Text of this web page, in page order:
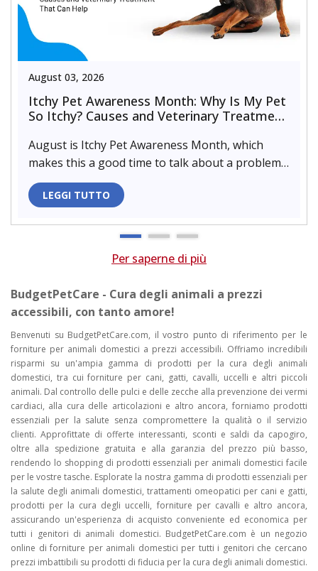
August 03, 2026
Itchy Pet Awareness Month: Why Is My Pet
So Itchy? Causes and Veterinary Treatment
August is Itchy Pet Awareness Month, which
makes this a good time to talk about a problem
almost every pet parent de..
LEGGI TUTTO
Per saperne di più
BudgetPetCare - Cura degli animali a prezzi
accessibili, con tanto amore!
Benvenuti su BudgetPetCare.com, il vostro punto di riferimento per le
forniture per animali domestici a prezzi accessibili. Offriamo incredibili
risparmi su un'ampia gamma di prodotti per la cura degli animali
domestici, tra cui forniture per cani, gatti, cavalli, uccelli e altri piccoli
animali. Dal controllo delle pulci e delle zecche alla prevenzione dei vermi
cardiaci, alla cura delle articolazioni e altro ancora, forniamo prodotti
essenziali per la salute senza compromettere la qualità o il servizio
clienti. Approfittate di offerte interessanti, sconti e saldi da capogiro,
oltre alla spedizione gratuita e alla garanzia del prezzo più basso,
rendendo lo shopping di prodotti essenziali per animali domestici facile
per le vostre tasche. Esplorate la nostra gamma di prodotti essenziali per
la salute degli animali domestici, trattamenti omeopatici per cani e gatti,
prodotti per la cura degli uccelli, forniture per cavalli e altro ancora,
assicurando un'esperienza di acquisto conveniente ed economica per
tutti i genitori di animali domestici. BudgetPetCare.com è un negozio
online di forniture per animali domestici per tutti i genitori che cercano
prezzi imbattibili su prodotti di fiducia per la cura degli animali domestici.